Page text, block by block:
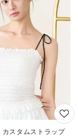
カスタムストラップ